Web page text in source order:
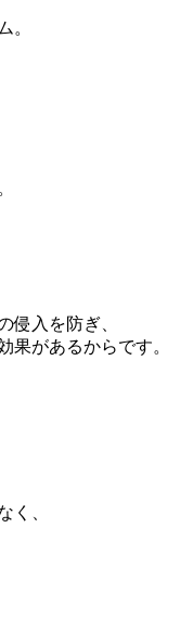
。
。
侵入を防ぎ、
果があるからです。
く、